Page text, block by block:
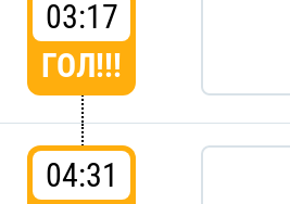
03:17
ГОЛ!!!
04:31